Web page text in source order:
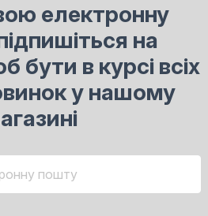
електронну
на
бути в курсі всіх
у нашому